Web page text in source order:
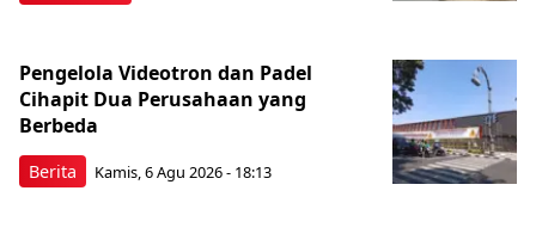
Berita
Pengelola Videotron dan Padel
Cihapit Dua Perusahaan yang
Berbeda
Kamis, 6 Agu 2026 - 18:13